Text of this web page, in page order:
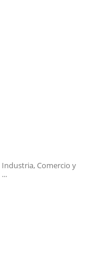
Industria, Comercio y